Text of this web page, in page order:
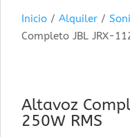
Inicio / Alquiler /
Completo JBL JRX-
Altavoz
250W RMS